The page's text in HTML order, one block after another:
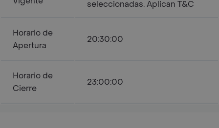
seleccionadas. Aplican T&C
Horario de
Apertura
20:30:00
Horario de
Cierre
23:00:00